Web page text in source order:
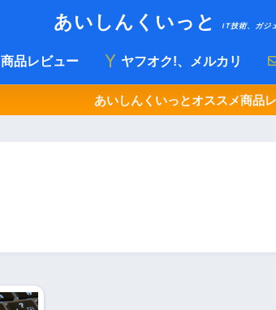
あいしんくいっと IT技術、ガジ
商品レビュー ヤフオク!、メルカリ
あいしんくいっとオススメ商品